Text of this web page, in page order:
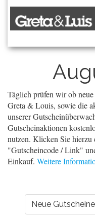
Täglich prüfen wir ob
Greta & Louis, sowie die
unserer
Gutscheinaktionen
nutzen. Klicken Sie
"Gutscheincode / Link"
Einkauf. Weitere
Neue Gutscheine